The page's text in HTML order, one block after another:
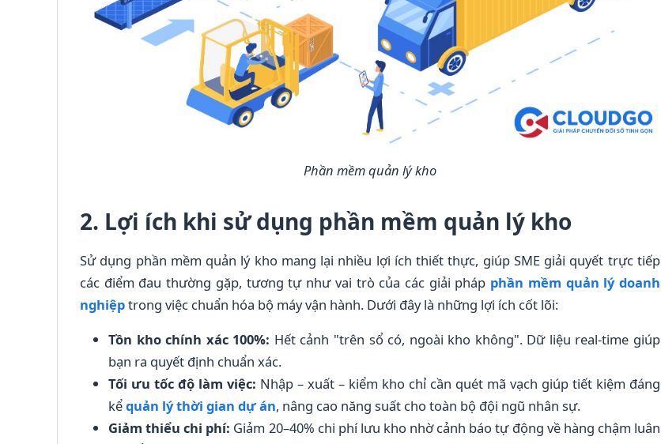
Phần mềm quản lý kho
2. Lợi ích khi sử dụng phần mềm quản lý kho
Sử dụng phần mềm quản lý kho mang lại nhiều lợi ích thiết thực, giúp SME giải quyết trực tiếp
các điểm đau thường gặp, tương tự như vai trò của các giải pháp phần mềm quản lý doanh
nghiệptrong việc chuẩn hóa bộ máy vận hành. Dưới đây là những lợi ích cốt lõi:
Tồn kho chính xác 100%: Hết cảnh "trên sổ có, ngoài kho không". Dữ liệu real-time giúp
bạn ra quyết định chuẩn xác.
Tối ưu tốc độ làm việc: Nhập – xuất – kiểm kho chỉ cần quét mã vạch giúp tiết kiệm đáng
kểquản lý thời gian dự án, nâng cao năng suất cho toàn bộ đội ngũ nhân sự.
Giảm thiểu chi phí: Giảm 20–40% chi phí lưu kho nhờ cảnh báo tự động về hàng chậm luân